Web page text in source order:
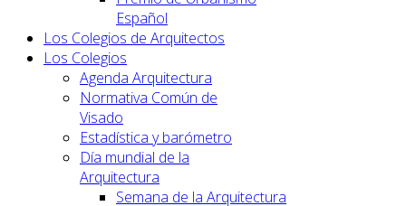
Español
Los Colegios de Arquitectos
Los Colegios
Agenda Arquitectura
Normativa Común de
Visado
Estadística y barómetro
Día mundial de la
Arquitectura
Semana de la Arquitectura